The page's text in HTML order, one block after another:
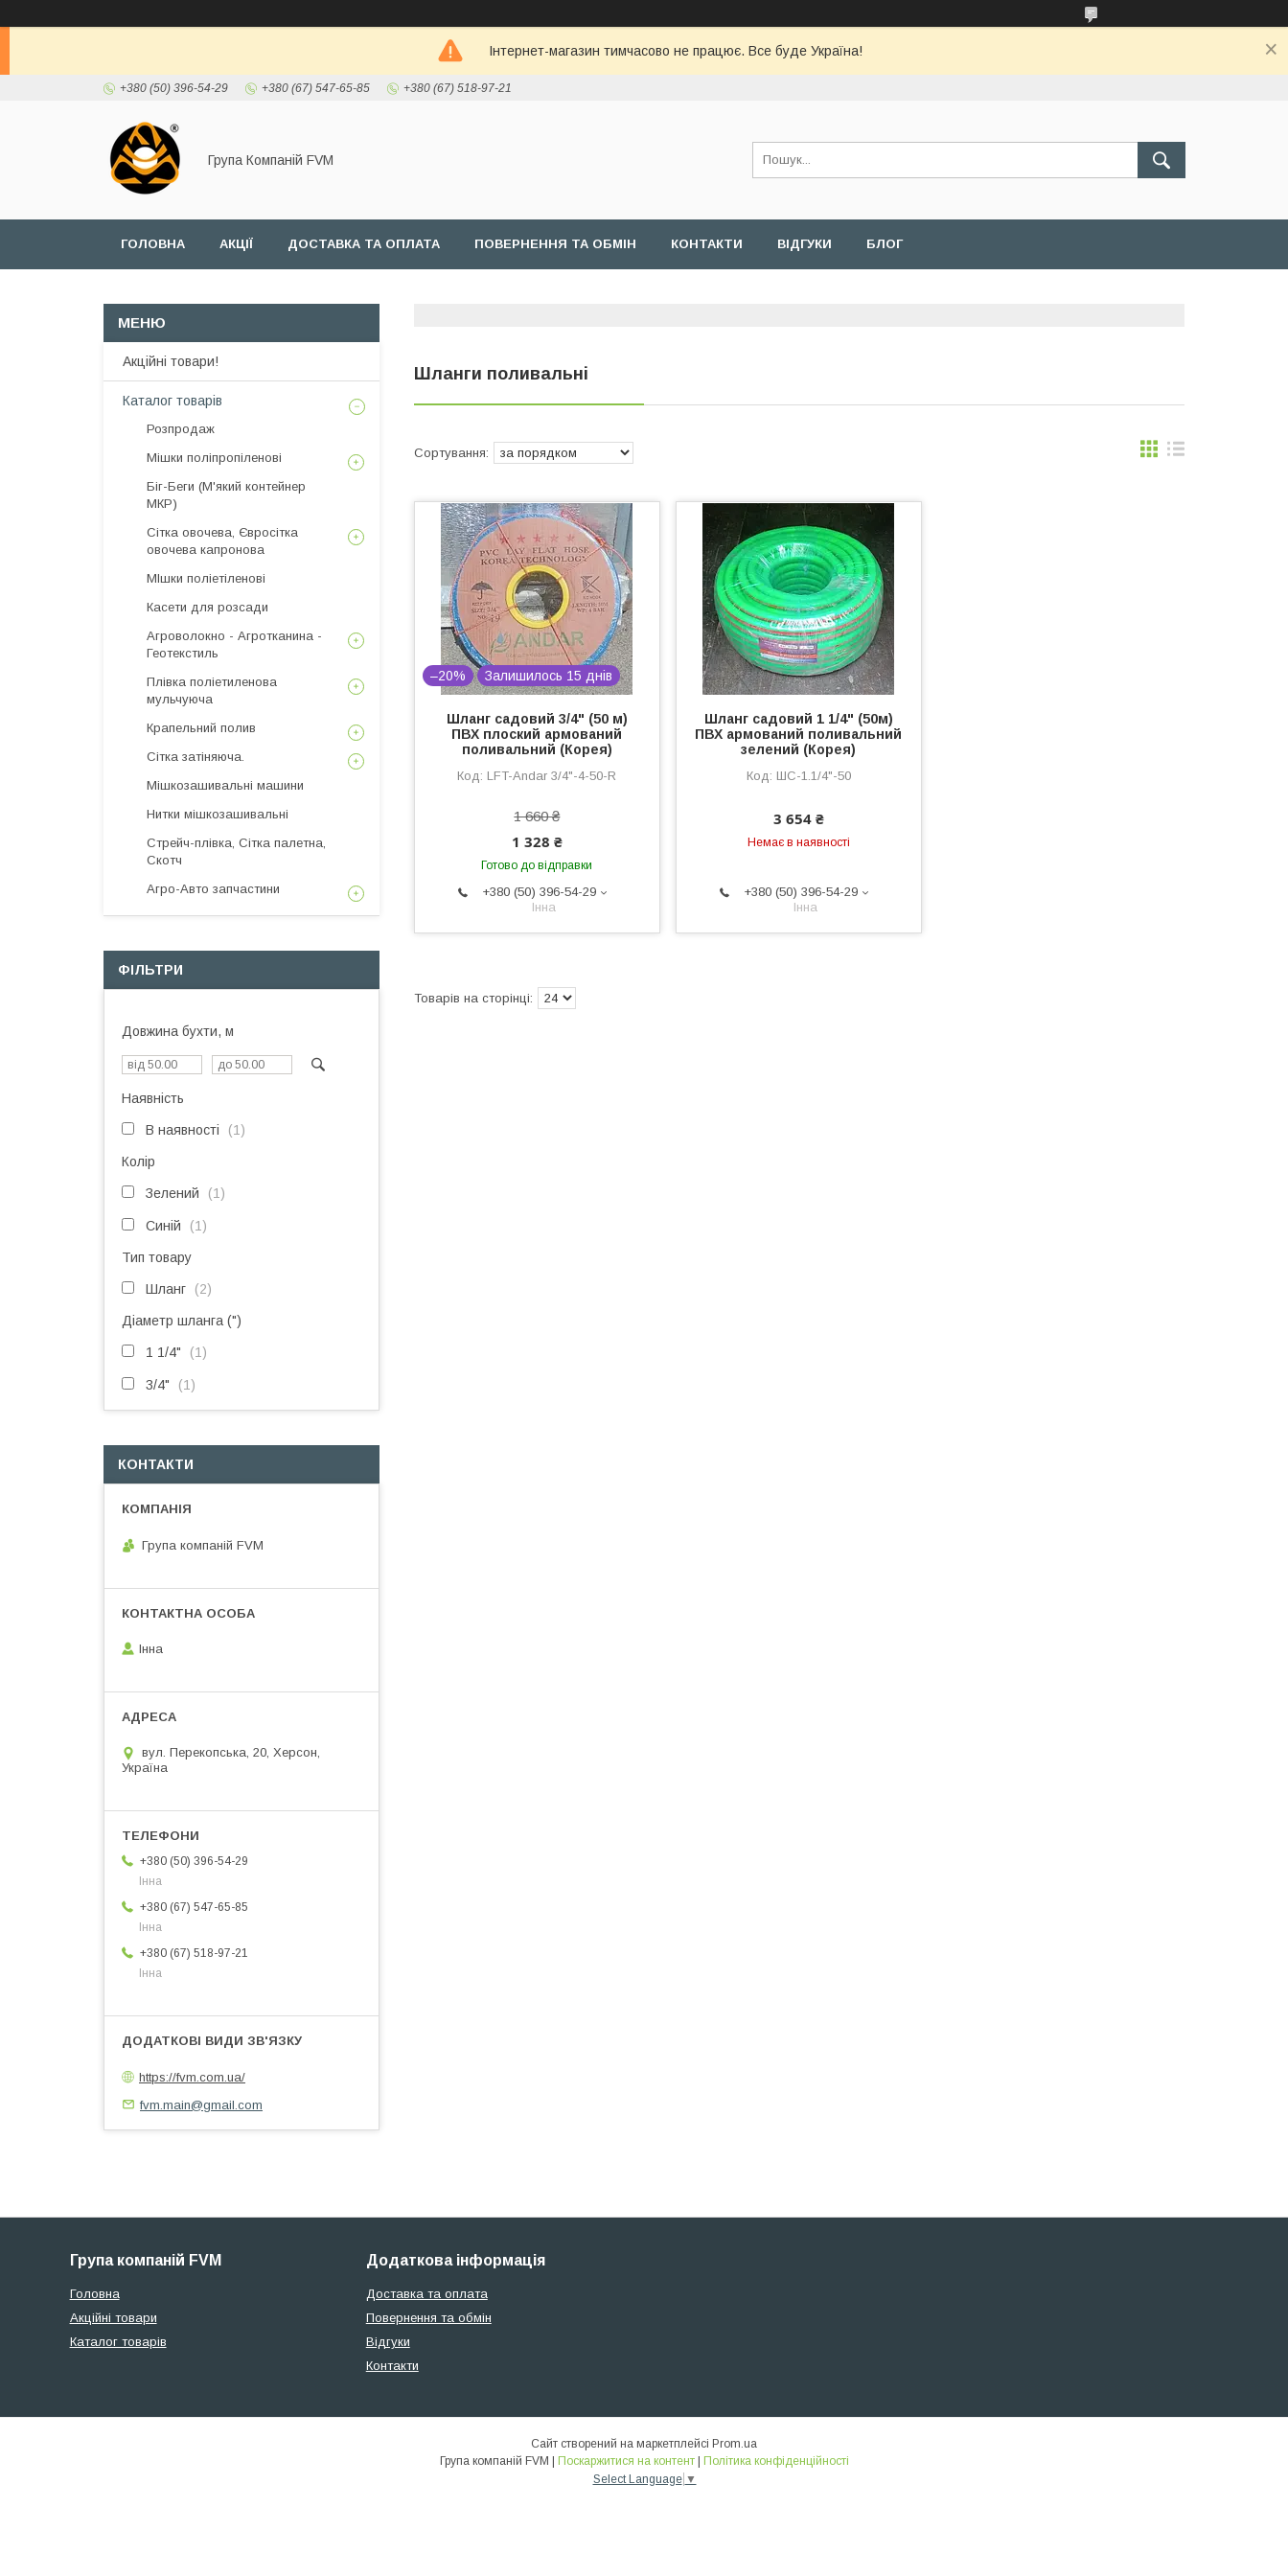
Інтернет-магазин тимчасово не працює. Все буде Україна!
+380 (50) 396-54-29 +380 (67) 547-65-85 +380 (67) 518-97-21
Група Компаній FVM
ГОЛОВНА АКЦІЇ ДОСТАВКА ТА ОПЛАТА ПОВЕРНЕННЯ ТА ОБМІН КОНТАКТИ ВІДГУКИ БЛОГ
Шланги поливальні
–20% Залишилось 15 днів
Шланг садовий 3/4" (50 м)
ПВХ плоский армований
поливальний (Корея)
LFT-Andar 3/4"-4-50-R
1 660 ₴
1 328 ₴
Готово до відправки
+380 (50) 396-54-29
Інна
Шланг садовий 1 1/4" (50м)
ПВХ армований поливальний
зелений (Корея)
ШС-1.1/4"-50
3 654 ₴
Немає в наявності
+380 (50) 396-54-29
Інна
Акційні товари!
Каталог товарів
Розпродаж
Мішки поліпропіленові
Біг-Беги (М'який контейнер
МКР)
Сітка овочева, Євросітка
овочева капронова
МІшки поліетіленові
Касети для розсади
Агроволокно - Агротканина -
Геотекстиль
Плівка поліетиленова
мульчуюча
Крапельний полив
Сітка затіняюча.
Мішкозашивальні машини
Нитки мішкозашивальні
Стрейч-плівка, Сітка палетна,
Скотч
Агро-Авто запчастини
ФІЛЬТРИ
Довжина бухти, м
Наявність
В наявності 1
Колір
Зелений 1
Синій 1
Тип товару
Шланг 2
Діаметр шланга (")
1 1/4" 1
3/4" 1
КОНТАКТИ
Група компаній FVM
Інна
вул. Перекопська, 20, Херсон,
Україна
+380 (50) 396-54-29
Інна
+380 (67) 547-65-85
Інна
+380 (67) 518-97-21
Інна
https://fvm.com.ua/
fvm.main@gmail.com
Група компаній FVM
Головна
Акційні товари
Каталог товарів
Додаткова інформація
Доставка та оплата
Повернення та обмін
Відгуки
Контакти
Сайт створений на маркетплейсі Prom.ua
Поскаржитися на контент
Політика конфіденційності
Select Language ▼